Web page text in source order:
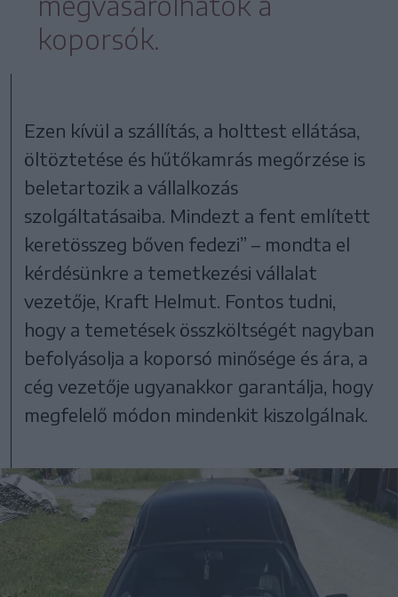
koporsók.
Ezen kívül a szállítás, a holttest ellátása,
öltöztetése és hűtőkamrás megőrzése is
beletartozik a vállalkozás
szolgáltatásaiba. Mindezt a fent említett
keretösszeg bőven fedezi” – mondta el
kérdésünkre a temetkezési vállalat
vezetője, Kraft Helmut. Fontos tudni,
hogy a temetések összköltségét nagyban
befolyásolja a koporsó minősége és ára, a
cég vezetője ugyanakkor garantálja, hogy
megfelelő módon mindenkit kiszolgálnak.